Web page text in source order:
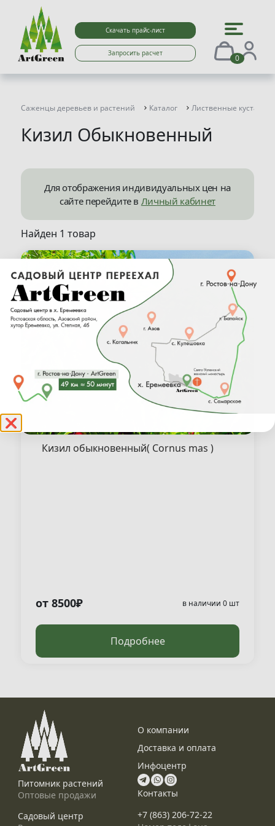
❌
Скачать прайс-лист
Запросить расчет 0
Саженцы деревьев и растений Каталог Лиственные
Кизил Обыкновенный
Для отображения индивидуальных цен на
сайте перейдите в Личный кабинет
Найден 1 товар
Кизил обыкновенный( Cornus mas )
от 8500₽ в наличии 0 шт
Подробнее
Питомник растений
Оптовые продажи
Садовый центр
О компании
Доставка и оплата
Инфоцентр
Контакты
+7 (863) 206-72-22